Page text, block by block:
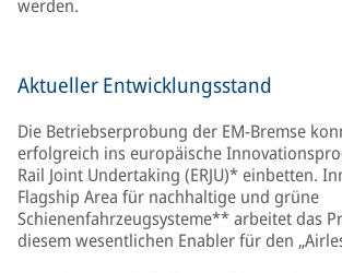
werden.
Aktueller Entwicklungsstand
Die Betriebserprobung der EM-Bremse
erfolgreich ins europäische
Rail Joint Undertaking (ERJU)* einbetten.
Flagship Area für nachhaltige und grüne
Schienenfahrzeugsysteme** arbeitet das
diesem wesentlichen Enabler für den